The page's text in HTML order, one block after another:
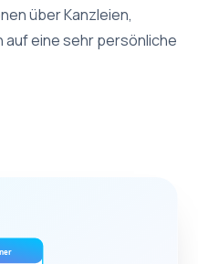
über Kanzleien,
eine sehr persönliche